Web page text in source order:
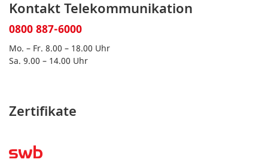
Kontakt Telekommunikation
0800 887-6000
Mo. – Fr. 8.00 – 18.00 Uhr
Sa. 9.00 – 14.00 Uhr
Zertifikate